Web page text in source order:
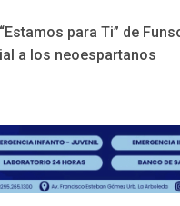
para Ti” de
a los neoespartanos
REGIONALES ÚLTIMA
Mariño fortalece
operativa con
gestión
REGIONALES ÚLTIMA
Reparan